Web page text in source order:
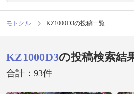
モトクル KZ1000D3の投稿一覧
KZ1000D3の投稿検索結
合計：93件